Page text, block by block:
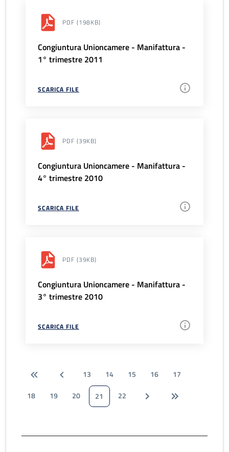
PDF (198KB)
Congiuntura Unioncamere - Manifattura -
1° trimestre 2011
SCARICA FILE
PDF (39KB)
Congiuntura Unioncamere - Manifattura -
4° trimestre 2010
SCARICA FILE
PDF (39KB)
Congiuntura Unioncamere - Manifattura -
3° trimestre 2010
SCARICA FILE
13 14 15 16
17
18
19 20 21 22